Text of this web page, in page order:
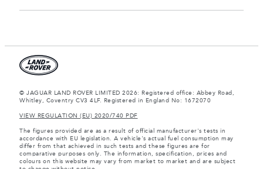
© JAGUAR LAND ROVER LIMITED 2026: Registered office: Abbey Road,
Whitley, Coventry CV3 4LF. Registered in England No: 1672070
VIEW REGULATION (EU) 2020/740 PDF
The figures provided are as a result of official manufacturer's tests in
accordance with EU legislation. A vehicle's actual fuel consumption may
differ from that achieved in such tests and these figures are for
comparative purposes only. The information, specification, prices and
colours on this website may vary from market to market and are subject